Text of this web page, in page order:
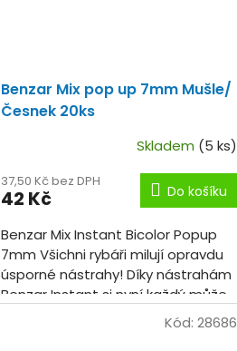
Benzar Mix pop up 7mm Mušle/
Česnek 20ks
Skladem (5 ks)
37,50 Kč bez DPH
42 Kč Do košíku
Benzar Mix Instant Bicolor Popup
7mm Všichni rybáři milují opravdu
úsporné nástrahy! Díky nástrahám
Benzar Instant si nyní každý může
vyzkoušet několik příchutí, barev
Kód: 28686